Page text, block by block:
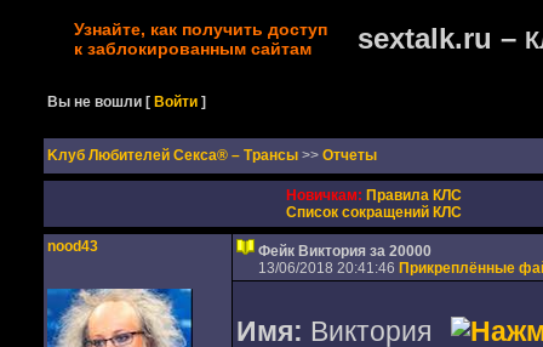
Узнайте, как получить доступ
к заблокированным сайтам
sextalk.ru –
Вы не вошли [Войти ]
Kлуб Любителей Секса® – Трансы >> Отчеты
Новичкам: Правила КЛС
Список сокращений КЛС
nood43
Фейк Виктория за 20000
13/06/2018 20:41:46 Прикреплённые
Имя: Виктория